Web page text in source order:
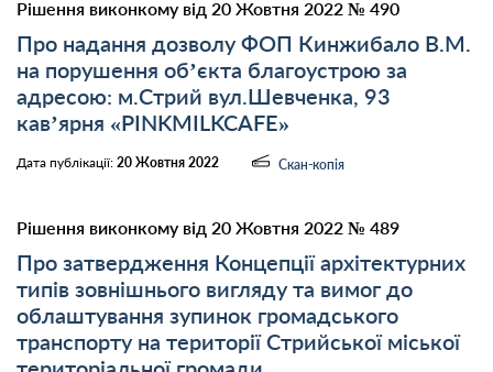
Рішення виконкому від 20 Жовтня 2022 № 490
Про надання дозволу ФОП Кинжибало В.М.
на порушення об’єкта благоустрою за
адресою: м.Стрий вул.Шевченка, 93
кав’ярня «PINKMILKCAFE»
Дата публікації: 20 Жовтня 2022 Скан-копія
Рішення виконкому від 20 Жовтня 2022 № 489
Про затвердження Концепції архітектурних
типів зовнішнього вигляду та вимог до
облаштування зупинок громадського
транспорту на території Стрийської міської